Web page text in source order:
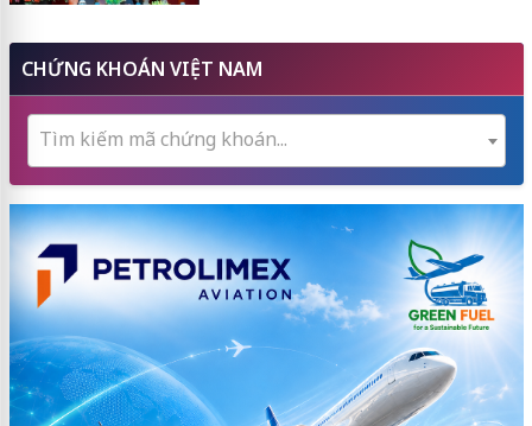
CHỨNG KHOÁN VIỆT NAM
Tìm kiếm mã chứng khoán...